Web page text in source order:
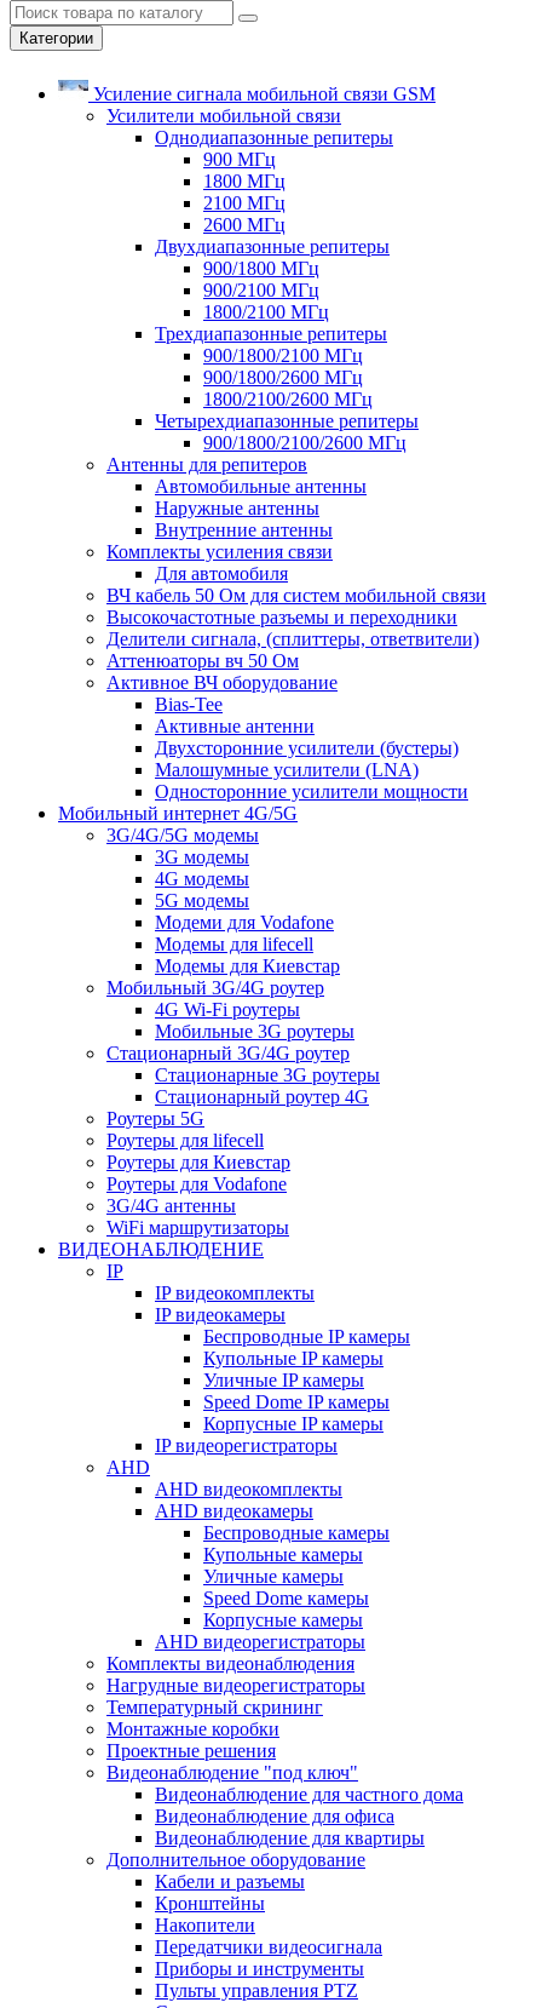
Категории
Усиление сигнала мобильной связи GSM
Усилители мобильной связи
Однодиапазонные репитеры
900 МГц
1800 МГц
2100 МГц
2600 МГц
Двухдиапазонные репитеры
900/1800 МГц
900/2100 МГц
1800/2100 МГц
Трехдиапазонные репитеры
900/1800/2100 МГц
900/1800/2600 МГц
1800/2100/2600 МГц
Четырехдиапазонные репитеры
900/1800/2100/2600 МГц
Антенны для репитеров
Автомобильные антенны
Наружные антенны
Внутренние антенны
Комплекты усиления связи
Для автомобиля
ВЧ кабель 50 Ом для систем мобильной связи
Высокочастотные разъемы и переходники
Делители сигнала, (сплиттеры, ответвители)
Аттенюаторы вч 50 Ом
Активное ВЧ оборудование
Bias-Tee
Активные антенни
Двухсторонние усилители (бустеры)
Малошумные усилители (LNA)
Односторонние усилители мощности
Мобильный интернет 4G/5G
3G/4G/5G модемы
3G модемы
4G модемы
5G модемы
Модеми для Vodafone
Модемы для lifecell
Модемы для Киевстар
Мобильный 3G/4G роутер
4G Wi-Fi роутеры
Мобильные 3G роутеры
Стационарный 3G/4G роутер
Стационарные 3G роутеры
Стационарный роутер 4G
Роутеры 5G
Роутеры для lifecell
Роутеры для Киевстар
Роутеры для Vodafone
3G/4G антенны
WiFi маршрутизаторы
ВИДЕОНАБЛЮДЕНИЕ
IP
IP видеокомплекты
IP видеокамеры
Беспроводные IP камеры
Купольные IP камеры
Уличные IP камеры
Speed Dome IP камеры
Корпусные IP камеры
IP видеорегистраторы
AHD
AHD видеокомплекты
AHD видеокамеры
Беспроводные камеры
Купольные камеры
Уличные камеры
Speed Dome камеры
Корпусные камеры
AHD видеорегистраторы
Комплекты видеонаблюдения
Нагрудные видеорегистраторы
Температурный скрининг
Монтажные коробки
Проектные решения
Видеонаблюдение "под ключ"
Видеонаблюдение для частного дома
Видеонаблюдение для офиса
Видеонаблюдение для квартиры
Дополнительное оборудование
Кабели и разъемы
Кронштейны
Накопители
Передатчики видеосигнала
Приборы и инструменты
Пульты управления PTZ